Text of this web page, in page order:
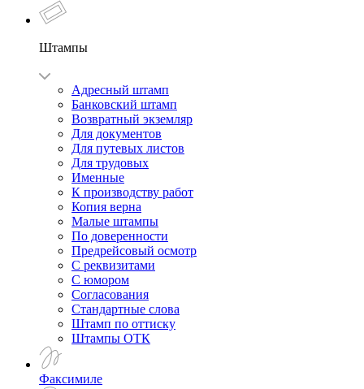
Штампы
Адресный штамп
Банковский штамп
Возвратный экземляр
Для документов
Для путевых листов
Для трудовых
Именные
К производству работ
Копия верна
Малые штампы
По доверенности
Предрейсовый осмотр
С реквизитами
С юмором
Согласования
Стандартные слова
Штамп по оттиску
Штампы ОТК
Факсимиле